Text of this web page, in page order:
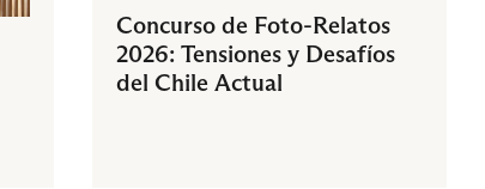
Concurso de Foto-Relatos
2026: Tensiones y Desafíos
del Chile Actual